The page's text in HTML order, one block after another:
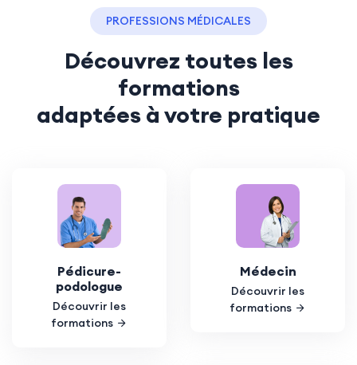
PROFESSIONS MÉDICALES
Découvrez toutes les
formations
adaptées à votre pratique
Pédicure-
podologue
Découvrir les
formations
Médecin
Découvrir les
formations